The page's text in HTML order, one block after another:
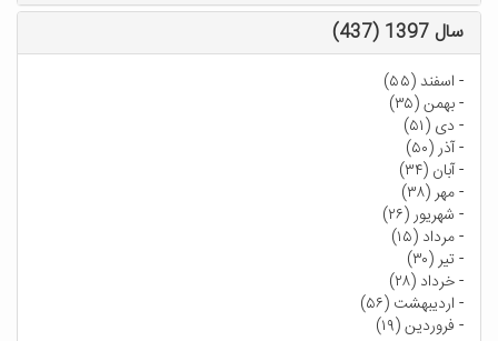
سال 1397 (437)
- اسفند (۵۵)
-بهمن (۳۵)
- دی (۵۱)
-آذر (۵۰)
-آبان (۳۴)
-مهر (۳۸)
- شهریور (۲۶)
-مرداد (۱۵)
-تیر (۳۰)
-خرداد (۲۸)
- اردیبهشت (۵۶)
- فروردین (۱۹)